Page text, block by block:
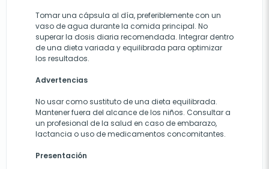
Tomar una cápsula al día, preferiblemente con un
vaso de agua durante la comida principal. No
superar la dosis diaria recomendada. Integrar dentro
de una dieta variada y equilibrada para optimizar
los resultados.
Advertencias
No usar como sustituto de una dieta equilibrada.
Mantener fuera del alcance de los niños. Consultar a
un profesional de la salud en caso de embarazo,
lactancia o uso de medicamentos concomitantes.
Presentación